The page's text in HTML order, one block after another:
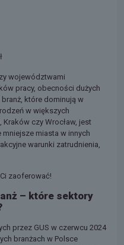
województwami
pracy, obecności dużych
które dominują w
w większych
czy Wrocław, jest
miasta w innych
warunki zatrudnienia,
zaoferować!
– które sektory
przez GUS w czerwcu 2024
branżach w Polsce